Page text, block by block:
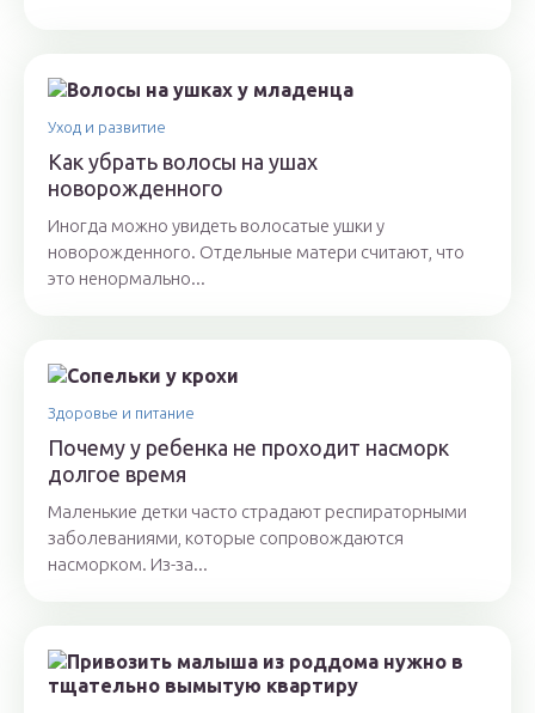
Уход и развитие
Как убрать волосы на ушах
новорожденного
Иногда можно увидеть волосатые ушки у
новорожденного. Отдельные матери считают, что
это ненормально...
Здоровье и питание
Почему у ребенка не проходит насморк
долгое время
Маленькие детки часто страдают респираторными
заболеваниями, которые сопровождаются
насморком. Из-за...